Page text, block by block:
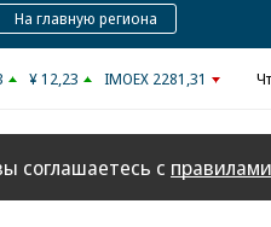
На главную региона
¥ 12,23 IMOEX 2281,31
соглашаетесь с